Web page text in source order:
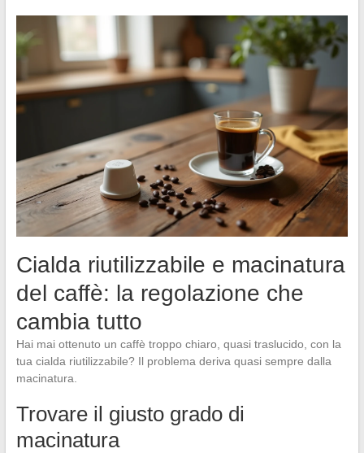
Cialda riutilizzabile e macinatura
del caffè: la regolazione che
cambia tutto
Hai mai ottenuto un caffè troppo chiaro, quasi traslucido, con la
tua cialda riutilizzabile? Il problema deriva quasi sempre dalla
macinatura.
Trovare il giusto grado di
macinatura